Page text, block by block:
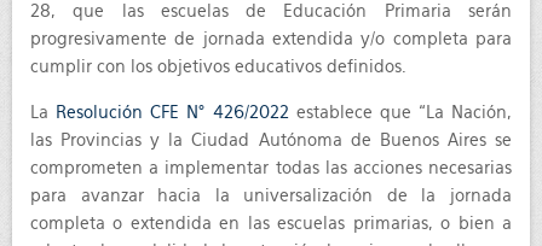
28, que las escuelas de Educación Primaria serán
progresivamente de jornada extendida y/o completa para
cumplir con los objetivos educativos definidos.
La Resolución CFE N° 426/2022 establece que “La Nación,
las Provincias y la Ciudad Autónoma de Buenos Aires se
comprometen a implementar todas las acciones necesarias
para avanzar hacia la universalización de la jornada
completa o extendida en las escuelas primarias, o bien a